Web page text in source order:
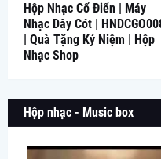
Hộp Nhạc Cổ Điển | Máy
Nhạc Dây Cót |
| Quà Tặng Kỷ Niệm | Hộp
Nhạc Shop
Hộp nhạc - Music box